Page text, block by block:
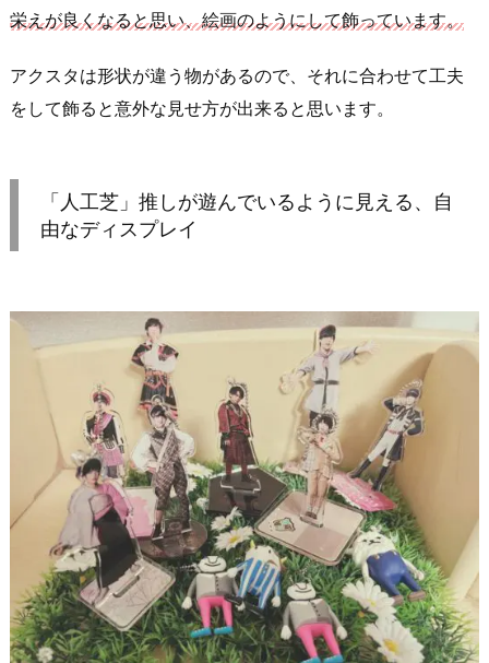
栄えが良くなると思い、絵画のようにして飾っています。
アクスタは形状が違う物があるので、それに合わせて工夫
をして飾ると意外な見せ方が出来ると思います。
「人工芝」推しが遊んでいるように見える、自
由なディスプレイ